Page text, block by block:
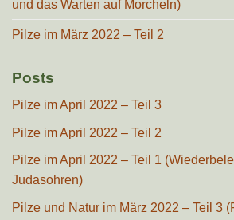
und das Warten auf Morcheln)
Pilze im März 2022 – Teil 2
Posts
Pilze im April 2022 – Teil 3
Pilze im April 2022 – Teil 2
Pilze im April 2022 – Teil 1
Judasohren)
Pilze und Natur im März 2022 – Teil 3